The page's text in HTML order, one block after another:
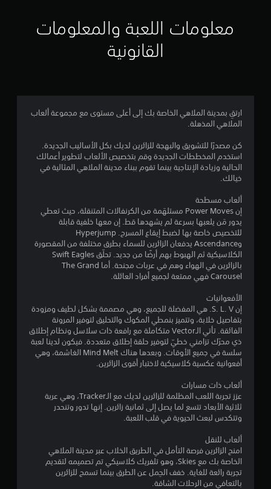
ي
4
ن
ج
م
ن
ج
و
م
إ
ج
معلومات اللعبة والمعلومات
القانونية
ارتقِ بمدينة الملاهي الخاصة بك إلى أعلى مستوى مع مجموعة ألعاب
الملاهي المذهلة.
كن مصدرًا للتشويق والبهجة للزائرين لديك بكل الأساليب الجديدة.
استخدم المخططات الجديدة وقم بتخصيص الألعاب لتطوير أعمالك
الحالية وزيادة الإنتاجية بينما تقوم ببناء مدينة الملاهي المثالية في
خيالك.
ألعاب مسطحة
إن Power Moves مستلهَمة من الكرنفالات المتنقلة، حيث تعطي
يدور مَن يلعبها بسرعة لم يشهدها قط. إن معها خلفية قابلة
للتخصيص خاصة بها لضبط إيقاع المسرح. Hyperjump
وAscendance يدفعان الزائرين للسماء بطرق مختلفة من المقصورة
الكلاسيكية ثم الهبوط بهم أرضًا من جديد. تحلّق Swift Eagles
بالزائرين في الهواء وهم في عربات مجنحة. أما The Grand
Carousel فهي ممتعة لجميع أفراد العائلة.
الأفعوانيات
إن S. L. V. هي المفضلة للجميع، وهي مصممة بشكل لطيف ومزودة
بتفاصيل خلابة، وتتميز بنمطي المكوك والتحليق لتوفير المرونة
الفائقة. تأتي الـVector متكاملة مع رافعة ذات سلاسل ونظام إطلاق
ذي محرّك تزامني خطيّ لتوفير حلقة إطلاق متعددة. فيكون لدينا لعبة
سلسة في جميع الأوقات. وبعدها هناك Mind Melt الغاشمة، وهي
أفعوانية عكسية كلاسيكية لاختبار أقوى الزائرين.
ألعاب ذات مسارات
عزز تجربة اللعب المظلمة للزائرين لديك مع الـTracker، وهي عربة
ثلاثية الأبعاد تتسع لما يصل إلى ثمانية زائرين. إنها تدور وتنحدر
وتتكدس لبعث الحيوية في قلب اللعبة.
ألعاب للنقل
امنح الزائرين فرصة التأمل في الطريق الخلاب عبر مدينة الملاهي
الخاصة بك مع Skies، وهو تلفريك كلاسيكي تم تصميمه لتقديم
تجربة رائعة للغاية. خفف الحِمل عن الطرق بينما تسمح للزائرين
بالتعافي من الرحلات الشاقة.